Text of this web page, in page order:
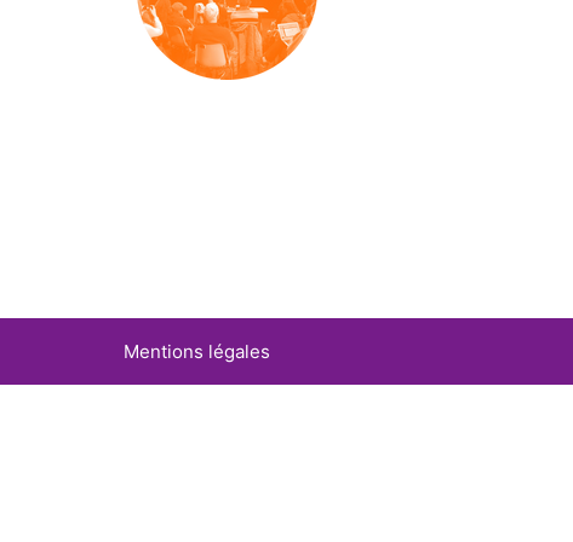
Mentions légales